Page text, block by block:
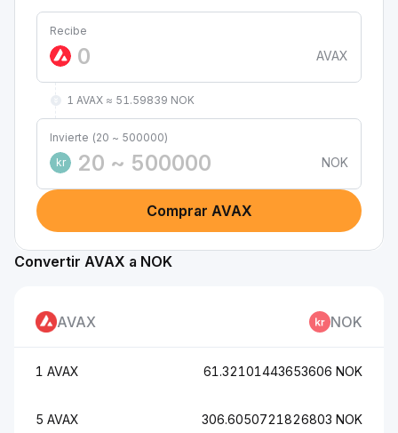
Recibe
AVAX
1 AVAX ≈ 51.59839 NOK
Invierte (20 ~ 500000)
kr
NOK
Comprar AVAX
Convertir AVAX a NOK
AVAX NOK
1 AVAX 61.32101443653606 NOK
5 AVAX 306.6050721826803 NOK